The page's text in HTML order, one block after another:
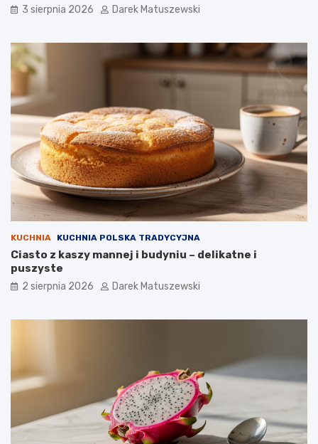
3 sierpnia 2026 Darek Matuszewski
KUCHNIA KUCHNIA POLSKA TRADYCYJNA
Ciasto z kaszy mannej i budyniu – delikatne i
puszyste
2 sierpnia 2026 Darek Matuszewski